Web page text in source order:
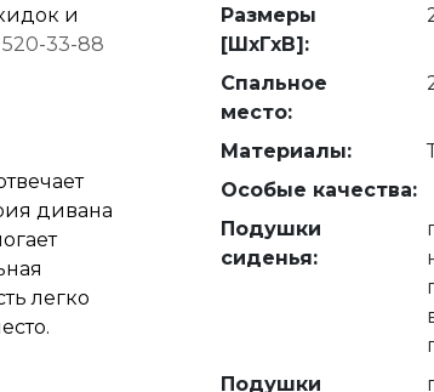
и
520-33-88
дивана
легко
Размеры
[ШхГхВ]:
Спальное
место:
Материалы:
Особые качества:
Подушки
сиденья:
Подушки